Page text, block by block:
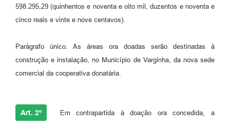
598.295,29 (quinhentos e noventa e oito mil, duzentos e noventa e
cinco reais e vinte e nove centavos).
Parágrafo único. As áreas ora doadas serão destinadas à
construção e instalação, no Município de Varginha, da nova sede
comercial da cooperativa donatária.
Art. 2º Em contrapartida à doação ora concedida, a